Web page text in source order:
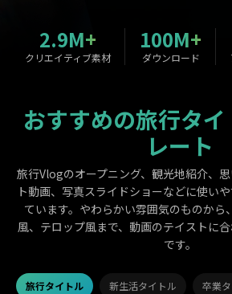
2.9M+
クリエイティブ素材
100M+
ダウンロード
おすすめの旅行タ
レート
旅行Vlogのオープニング、観光地紹介、
ト動画、写真スライドショーなどに使い
ています。やわらかい雰囲気のものから
風、テロップ風まで、動画のテイストに
です。
旅行タイトル 新生活タイトル 卒業